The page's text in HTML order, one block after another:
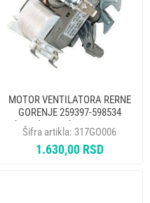
MOTOR VENTILATORA RERNE
GORENJE 259397-598534
komplet ventilator + matica
Šifra artikla: 317GO006
1.630,00 RSD